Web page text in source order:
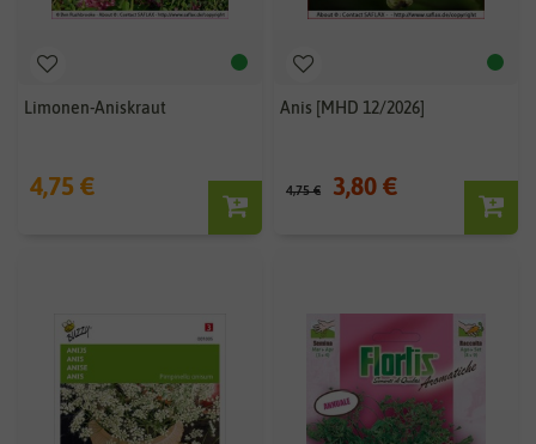
Limonen-Aniskraut
4,75 €
Anis [MHD 12/2026]
4,75 € 3,80 €